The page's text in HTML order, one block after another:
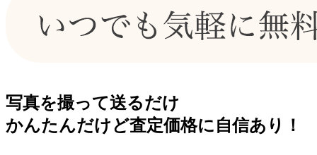
写真を撮って送るだけ
かんたんだけど査定価格に自信あり！